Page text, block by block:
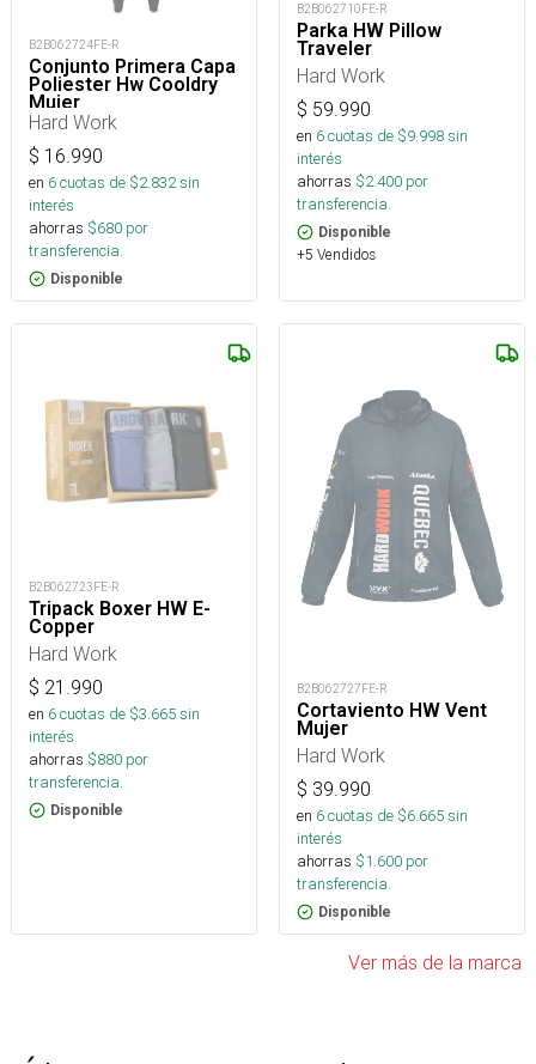
B2B062724FE-R
Conjunto Primera Capa
Poliester Hw Cooldry
Mujer
Hard Work
$ 16.990
en 6cuotas de $2.832sin
interés
ahorras $680 por
transferencia.
Disponible
B2B062710FE-R
Parka HW Pillow
Traveler
Hard Work
$ 59.990
en 6cuotas de $9.998sin
interés
ahorras $2.400 por
transferencia.
Disponible
+5 Vendidos
B2B062723FE-R
Tripack Boxer HW E-
Copper
Hard Work
$ 21.990
en 6cuotas de $3.665sin
interés
ahorras $880 por
transferencia.
Disponible
B2B062727FE-R
Cortaviento HW Vent
Mujer
Hard Work
$ 39.990
en 6cuotas de $6.665sin
interés
ahorras $1.600 por
transferencia.
Disponible
Ver más de la marca